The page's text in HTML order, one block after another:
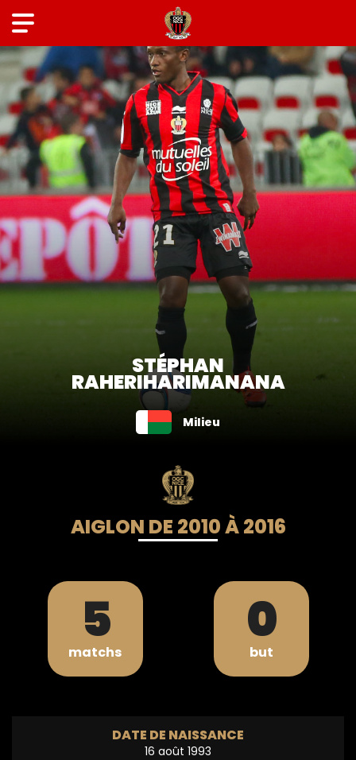
STÉPHAN
RAHERIHARIMANANA
Milieu
AIGLON DE 2010 À 2016
5
matchs 0
but
DATE DE NAISSANCE
16 août 1993